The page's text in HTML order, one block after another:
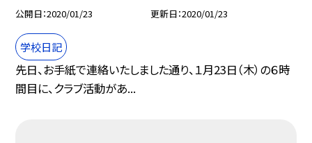
公開日 2020/01/23 更新日 2020/01/23
学校日記
先日、お手紙で連絡いたしました通り、１月23日（木）の６時
間目に、クラブ活動があ...